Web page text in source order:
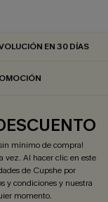
EN 30 DÍAS
mínimo de compra!
vez. Al hacer clic en este
de Cupshe por
y condicionesy nuestra
momento.